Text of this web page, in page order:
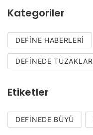
Kategoriler
DEFINE HABERLERI
DEFINEDE TUZAKLAR
Etiketler
DEFINEDE BÜYÜ